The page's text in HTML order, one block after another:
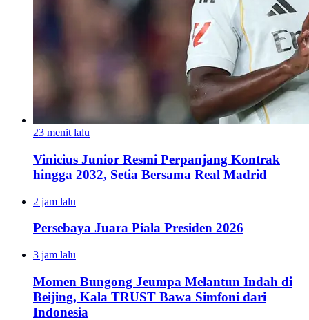
23 menit lalu
Vinicius Junior Resmi Perpanjang Kontrak
hingga 2032, Setia Bersama Real Madrid
2 jam lalu
Persebaya Juara Piala Presiden 2026
3 jam lalu
Momen Bungong Jeumpa Melantun Indah di
Beijing, Kala TRUST Bawa Simfoni dari
Indonesia